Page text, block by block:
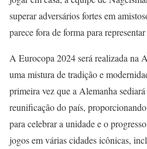
superar adversários fortes em
parece fora de forma para
A Eurocopa 2024 será realizada na
uma mistura de tradição e
primeira vez que a Alemanha
reunificação do país,
para celebrar a unidade e o
jogos em várias cidades icônicas,